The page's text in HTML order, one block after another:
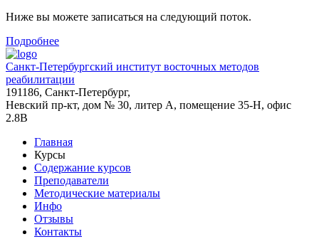
Ниже вы можете записаться на следующий поток.
Подробнее
Санкт-Петербургский институт восточных методов
реабилитации
191186, Санкт-Петербург,
Невский пр-кт, дом № 30, литер А, помещение 35-Н, офис
2.8В
Главная
Курсы
Содержание курсов
Преподаватели
Методические материалы
Инфо
Отзывы
Контакты